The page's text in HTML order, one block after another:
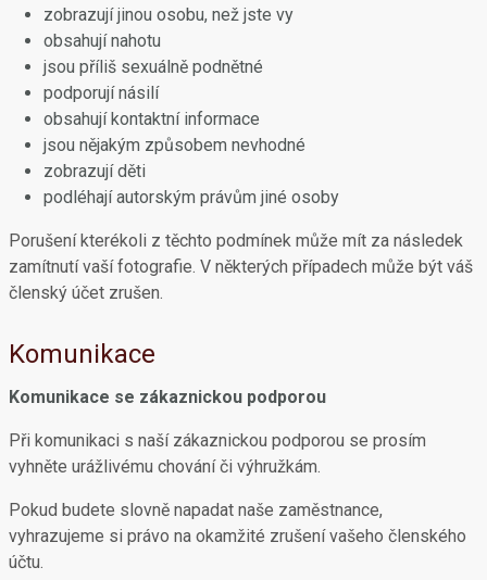
zobrazují jinou osobu, než jste vy
obsahují nahotu
jsou příliš sexuálně podnětné
podporují násilí
obsahují kontaktní informace
jsou nějakým způsobem nevhodné
zobrazují děti
podléhají autorským právům jiné osoby
Porušení kterékoli z těchto podmínek může mít za následek
zamítnutí vaší fotografie. V některých případech může být váš
členský účet zrušen.
Komunikace
Komunikace se zákaznickou podporou
Při komunikaci s naší zákaznickou podporou se prosím
vyhněte urážlivému chování či výhružkám.
Pokud budete slovně napadat naše zaměstnance,
vyhrazujeme si právo na okamžité zrušení vašeho členského
účtu.